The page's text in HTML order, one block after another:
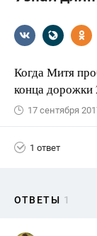
Когда Митя
конца дорожки
17 сентября
1 ответ
ОТВЕТЫ 1